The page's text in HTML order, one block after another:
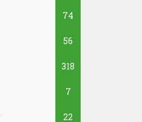
74
56
318
7
22